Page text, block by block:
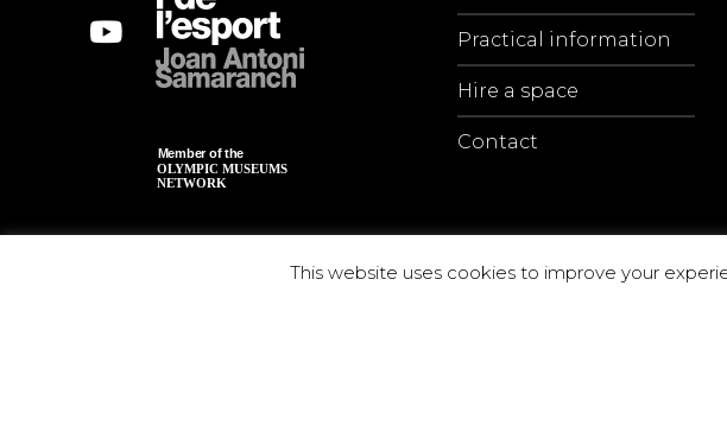
Practical information
Hire a space
Contact
This website uses cookies to improve your